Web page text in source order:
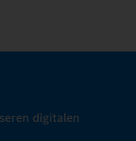
digitalen